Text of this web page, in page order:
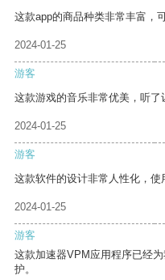
这款app的商品种类非常丰富，
2024-01-25
游客
这款游戏的音乐非常优美，听了
2024-01-25
游客
这款软件的设计非常人性化，使
2024-01-25
游客
这款加速器VPM应用程序已经
护。